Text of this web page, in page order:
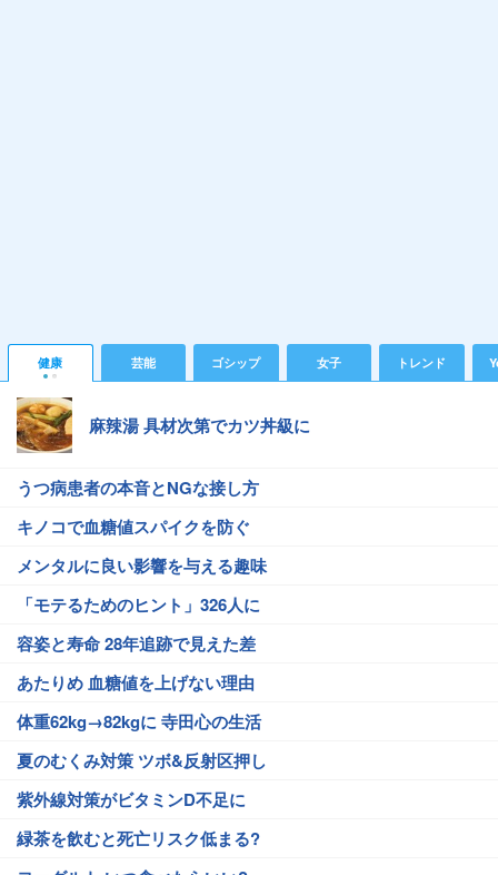
健康 芸能 ゴシップ 女子 トレンド
麻辣湯 具材次第でカツ丼級に
うつ病患者の本音とNGな接し方
キノコで血糖値スパイクを防ぐ
メンタルに良い影響を与える趣味
「モテるためのヒント」326人に
容姿と寿命 28年追跡で見えた差
あたりめ 血糖値を上げない理由
体重62kg→82kgに 寺田心の生活
夏のむくみ対策 ツボ&反射区押し
紫外線対策がビタミンD不足に
緑茶を飲むと死亡リスク低まる?